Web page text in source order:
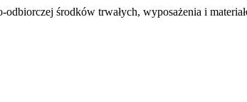
środków trwałych, wyposażenia i